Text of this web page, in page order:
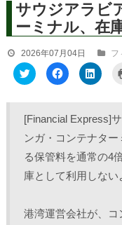
サウジアラビ
ーミナル、在
2026年07月04日 フ
ク
リ
て
T
i
t
e
r
で
(
新
F
a
o
o
で
有
す
る
に
ッ
ク
リ
L
n
e
d
I
n
(
[Financial Express]
ンガ・コンテナタ
る保管料を通常の4
庫として利用しない
港湾運営会社が、